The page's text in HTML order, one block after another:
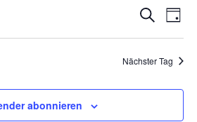
Suche
SucheTag
Nächster Tag
abonnieren